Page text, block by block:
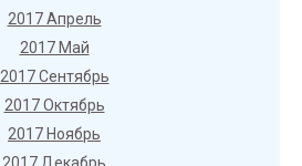
2017 Апрель
2017 Май
2017 Сентябрь
2017 Октябрь
2017 Ноябрь